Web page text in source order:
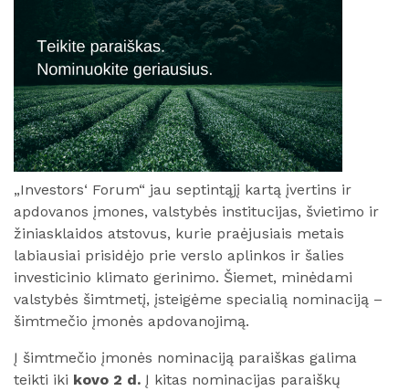
„Investors‘ Forum“ jau septintąjį kartą įvertins ir
apdovanos įmones, valstybės institucijas, švietimo ir
žiniasklaidos atstovus, kurie praėjusiais metais
labiausiai prisidėjo prie verslo aplinkos ir šalies
investicinio klimato gerinimo. Šiemet, minėdami
valstybės šimtmetį, įsteigėme specialią nominaciją –
šimtmečio įmonės apdovanojimą.
Į šimtmečio įmonės nominaciją paraiškas galima
teikti iki kovo 2 d. Į kitas nominacijas paraiškų